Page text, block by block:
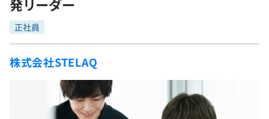
インターン
新卒エージェント
イベント・セミナー
問題集
4択課題
プログラミング言語
評価結果一覧
再チャレンジ結果一覧
ゲーム・マンガ
Tech Team Journal
paiza times
発リーダー
正社員
株式会社STELAQ